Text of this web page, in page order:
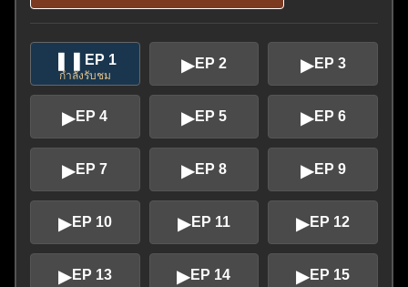
EP 1
กำลังรับชม
▶EP 2 ▶EP 3
▶EP 4 ▶EP 5 ▶EP 6
▶EP 7 ▶EP 8 ▶EP 9
▶EP 10 ▶EP 11 ▶EP 12
▶EP 13 ▶EP 14 ▶EP 15